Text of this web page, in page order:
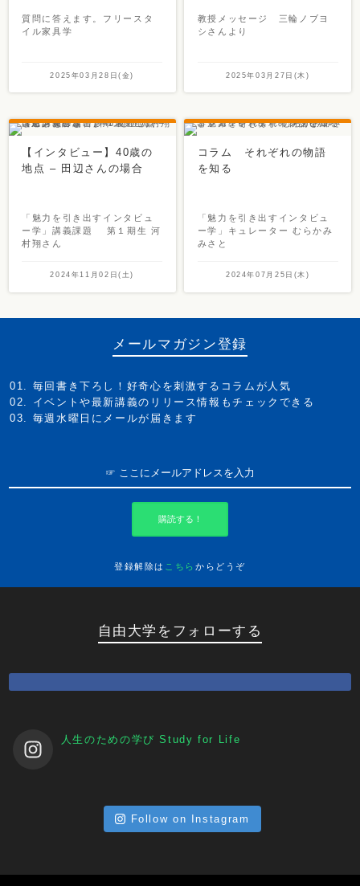
質問に答えます。フリースタ
イル家具学
2025年03月28日(金)
教授メッセージ 三輪ノブヨ
シさんより
2025年03月27日(木)
【インタビュー】40歳の
地点 – 田辺さんの場合
「魅力を引き出すインタビュ
ー学」講義課題 第１期生 河
村翔さん
2024年11月02日(土)
コラム それぞれの物語
を知る
「魅力を引き出すインタビュ
ー学」キュレーター むらかみ
みさと
2024年07月25日(木)
メールマガジン登録
毎回書き下ろし！好奇心を刺激するコラムが人気
イベントや最新講義のリリース情報もチェックできる
毎週水曜日にメールが届きます
購読する！
登録解除は こちら からどうぞ
自由大学をフォローする
人生のための学び Study for Life
Follow on Instagram